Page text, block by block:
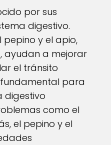
por sus
digestivo.
pepino y el apio,
ayudan a mejorar
el tránsito
fundamental para
digestivo
como el
el pepino y el